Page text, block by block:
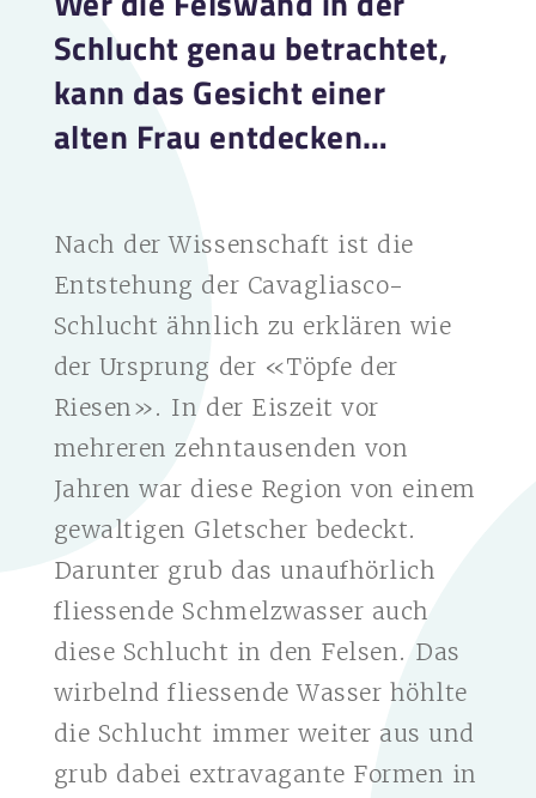
Schlucht genau betrachtet,
kann das Gesicht einer
alten Frau entdecken…
Nach der Wissenschaft ist die
Entstehung der Cavagliasco-
Schlucht ähnlich zu erklären wie
der Ursprung der «Töpfe der
Riesen». In der Eiszeit vor
mehreren zehntausenden von
Jahren war diese Region von einem
gewaltigen Gletscher bedeckt.
Darunter grub das unaufhörlich
fliessende Schmelzwasser auch
diese Schlucht in den Felsen. Das
wirbelnd fliessende Wasser höhlte
die Schlucht immer weiter aus und
grub dabei extravagante Formen in